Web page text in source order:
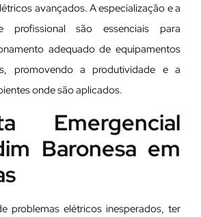
avançados. A especialização e a
profissional são essenciais para
adequado de equipamentos
promovendo a produtividade e a
onde são aplicados.
Emergencial
Baronesa em
problemas elétricos inesperados, ter